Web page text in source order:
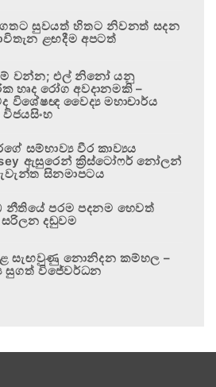
සුවයත් හිතට නිවනත් සදන
ළඟදීම අපටත්
වන්න; එල් නිනෝ යනු
හෘද රෝග අවදානමකි –
විශේෂඥ වෛද්‍ය මහාචාර්ය
සම්භාව්‍ය වීර කාව්‍යය
ඇසුරෙන් ක්‍රිස්ටෝෆර් නෝලන්
සිනමාපටය
නීතියේ පරම පදනම හෙවත්
සරිලන දඬුවම
සැඟවුණු නොනිදන කම්හල –
සුගත් විජේවර්ධන